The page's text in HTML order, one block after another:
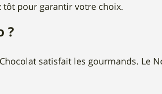
tôt pour garantir votre choix.
?
satisfait les gourmands. Le